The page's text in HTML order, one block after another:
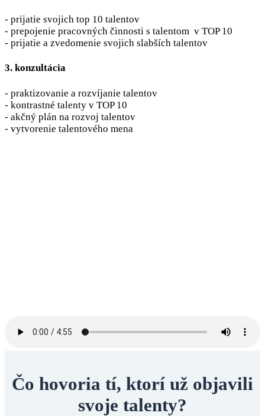
- prijatie svojich top 10 talentov
- prepojenie pracovných činnosti s talentom v TOP 10
- prijatie a zvedomenie svojich slabších talentov
3. konzultácia
- praktizovanie a rozvíjanie talentov
- kontrastné talenty v TOP 10
- akčný plán na rozvoj talentov
- vytvorenie talentového mena
Čo hovoria tí, ktorí už objavili
svoje talenty?